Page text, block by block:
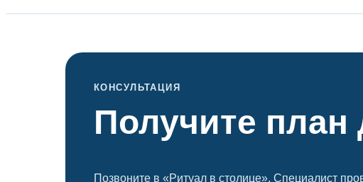
КОНСУЛЬТАЦИЯ
Получите план
Позвоните в «Ритуал в столице». Специалист